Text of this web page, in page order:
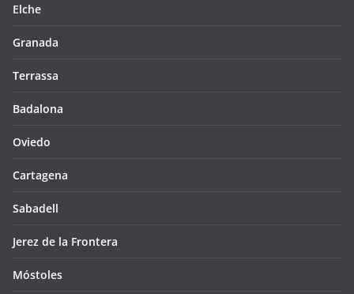
Elche
Granada
Terrassa
Badalona
Oviedo
Cartagena
Sabadell
Jerez de la Frontera
Móstoles